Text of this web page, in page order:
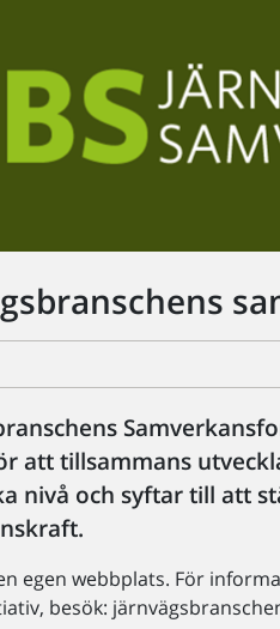
att tillsammans
nivå och syftar till att
egen webbplats. För
besök: